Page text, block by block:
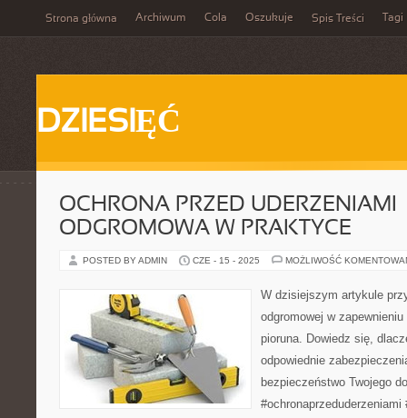
Strona główna Archiwum Cola Oszukuje Spis Treści Tagi
DZIESIĘĆ
OCHRONA PRZED UDERZENIAMI
ODGROMOWA W PRAKTYCE
POSTED BY ADMIN CZE - 15 - 2025 MOŻLIWOŚĆ
W dzisiejszym artykule
odgromowej w
pioruna. Dowiedz się,
odpowiednie
bezpieczeństwo Twojego
#ochronaprzeduderzeniami